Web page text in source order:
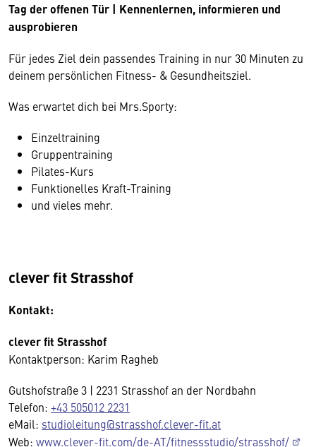
Tag der offenen Tür | Kennenlernen, informieren und
ausprobieren
Für jedes Ziel dein passendes Training in nur 30 Minuten zu
deinem persönlichen Fitness- & Gesundheitsziel.
Was erwartet dich bei Mrs.Sporty:
Einzeltraining
Gruppentraining
Pilates-Kurs
Funktionelles Kraft-Training
und vieles mehr.
clever fit Strasshof
Kontakt:
clever fit Strasshof
Kontaktperson: Karim Ragheb
Gutshofstraße 3 | 2231 Strasshof an der Nordbahn
Telefon: +43 505012 2231
eMail: studioleitung@strasshof.clever-fit.at
Web: www.clever-fit.com/de-AT/fitnessstudio/strasshof/